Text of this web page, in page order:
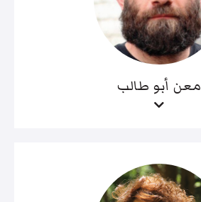
معن أبو طالب